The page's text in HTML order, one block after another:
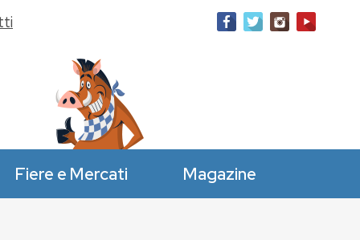
Fiere e Mercati Magazine